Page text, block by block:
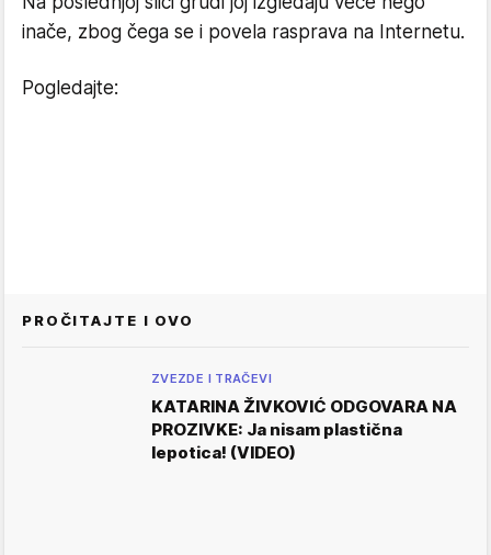
inače, zbog čega se i povela rasprava na Internetu.
Pogledajte:
PROČITAJTE I OVO
ZVEZDE I TRAČEVI
KATARINA ŽIVKOVIĆ ODGOVARA NA
PROZIVKE: Ja nisam plastična
lepotica! (VIDEO)